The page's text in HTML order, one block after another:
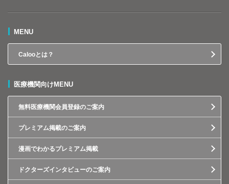
MENU
Calooとは？
医療機関向けMENU
無料医療機関会員登録のご案内
プレミアム掲載のご案内
漫画でわかるプレミアム掲載
ドクターズインタビューのご案内